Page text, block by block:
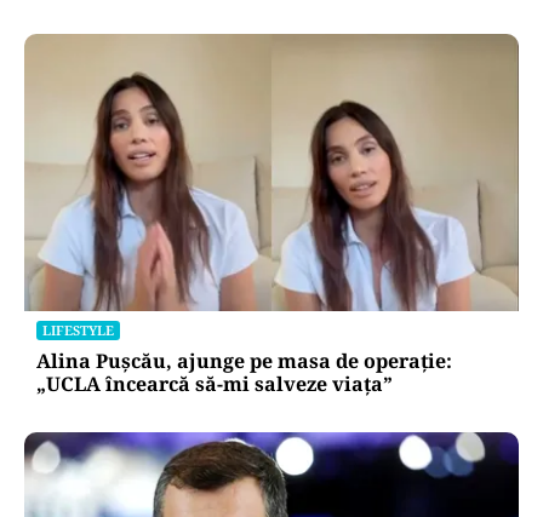
LIFESTYLE
Alina Pușcău, ajunge pe masa de operație:
„UCLA încearcă să-mi salveze viața”